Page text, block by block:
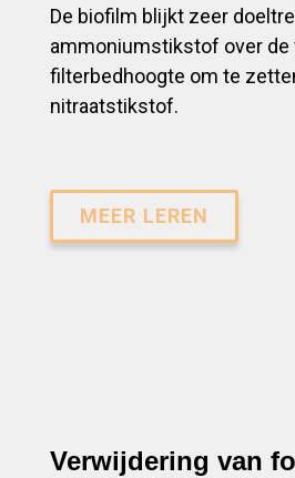
De biofilm blijkt zeer
ammoniumstikstof over de
filterbedhoogte om te
nitraatstikstof.
MEER LEREN
Verwijdering van